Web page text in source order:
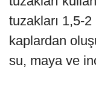
tuzakları 1,5-
kaplardan
su, maya ve